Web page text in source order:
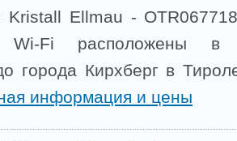
Kristall Ellmau -
Wi-Fi расположены в
города Кирхберг в
информация и цены